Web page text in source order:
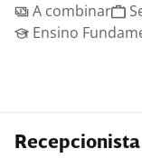
A combinar
Ensino